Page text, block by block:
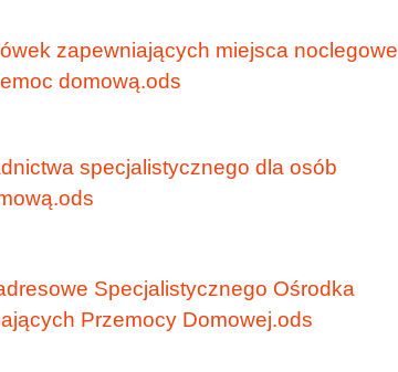
zapewniających miejsca noclegowe
domową.ods
specjalistycznego dla osób
Specjalistycznego Ośrodka
Przemocy Domowej.ods